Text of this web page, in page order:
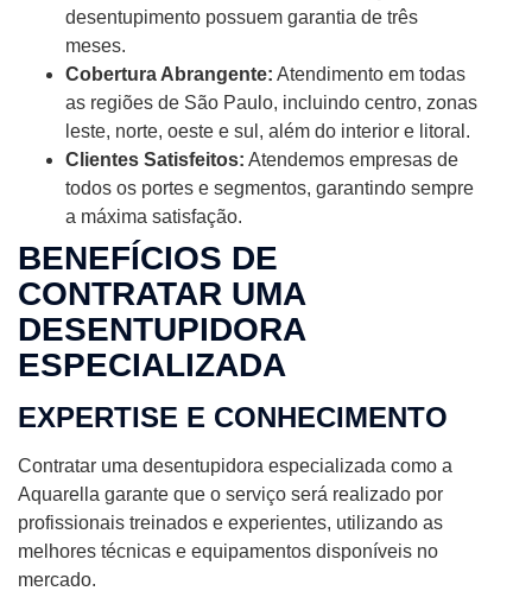
desentupimento possuem garantia de três
meses.
Cobertura Abrangente: Atendimento em todas
as regiões de São Paulo, incluindo centro, zonas
leste, norte, oeste e sul, além do interior e litoral.
Clientes Satisfeitos: Atendemos empresas de
todos os portes e segmentos, garantindo sempre
a máxima satisfação.
BENEFÍCIOS DE
CONTRATAR UMA
DESENTUPIDORA
ESPECIALIZADA
EXPERTISE E CONHECIMENTO
Contratar uma desentupidora especializada como a
Aquarella garante que o serviço será realizado por
profissionais treinados e experientes, utilizando as
melhores técnicas e equipamentos disponíveis no
mercado.